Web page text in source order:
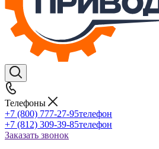
Телефоны
+7 (800) 777-27-95телефон
+7 (812) 309-39-85телефон
Заказать звонок